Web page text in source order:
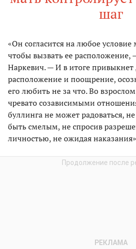
шаг
«Он согласится на любое условие
чтобы вызвать ее расположение,
Наркевич. — И в итоге привыкнет
расположение и поощрение,
его любить не за что. Во
чревато созависимыми
буллинга не может радоваться,
быть смелым, не спросив
личностью, не ожидая